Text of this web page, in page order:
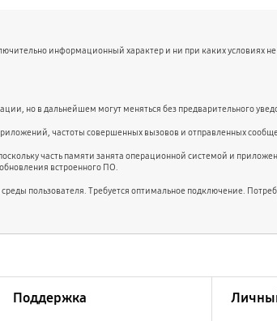
информационный характер и ни при каких условиях
но в дальнейшем могут меняться без предварительного
частоты совершенных вызовов и отправленных
часть памяти занята операционной системой и
встроенного ПО.
пользователя. Требуется оптимальное подключение.
Поддержка